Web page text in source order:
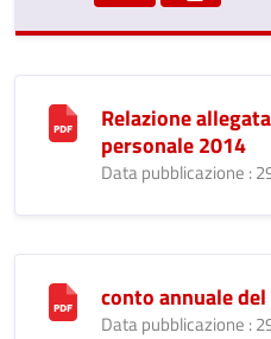
Relazione
personale 2014
Data pubblicazione :
conto annuale
Data pubblicazione :